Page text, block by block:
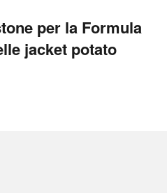
per la Formula
jacket potato